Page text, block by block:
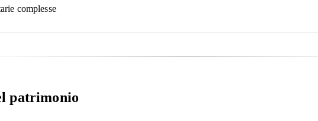
complesse
patrimonio